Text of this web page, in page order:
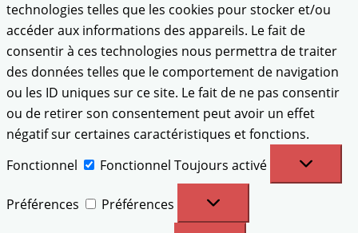
technologies telles que les cookies pour stocker et/ou
accéder aux informations des appareils. Le fait de
consentir à ces technologies nous permettra de traiter
des données telles que le comportement de navigation
ou les ID uniques sur ce site. Le fait de ne pas consentir
ou de retirer son consentement peut avoir un effet
négatif sur certaines caractéristiques et fonctions.
Fonctionnel
Fonctionnel Toujours activé
Préférences Préférences